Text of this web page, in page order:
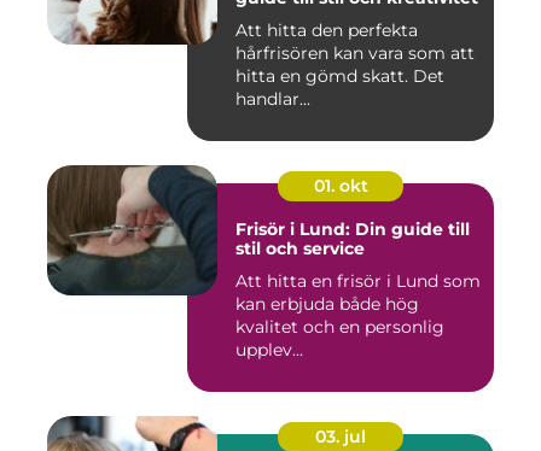
Att hitta den perfekta
hårfrisören kan vara som att
hitta en gömd skatt. Det
handlar...
01. okt
Frisör i Lund: Din guide till
stil och service
Att hitta en frisör i Lund som
kan erbjuda både hög
kvalitet och en personlig
upplev...
03. jul